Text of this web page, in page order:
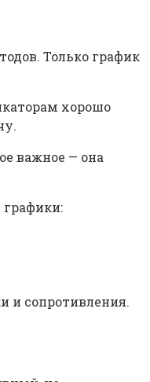
Только график
хорошо
важное — она
и сопротивления.